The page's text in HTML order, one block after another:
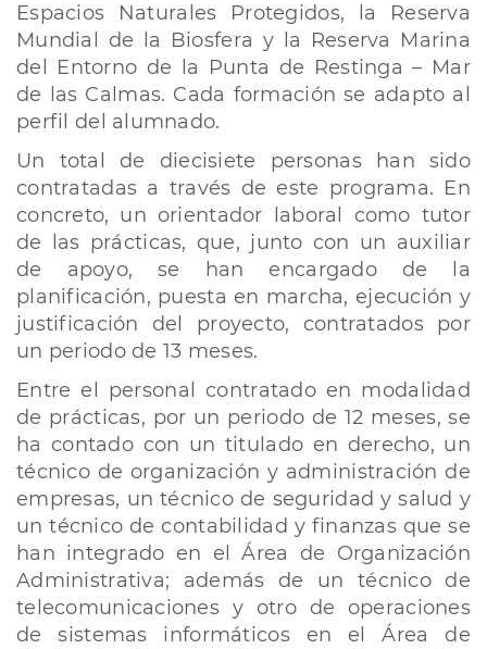
Espacios Naturales Protegidos, la Reserva
Mundial de la Biosfera y la Reserva Marina
del Entorno de la Punta de Restinga – Mar
de las Calmas. Cada formación se adapto al
perfil del alumnado.
​Un total de diecisiete personas han sido
contratadas a través de este programa. En
concreto, un orientador laboral como tutor
de las prácticas, que, junto con un auxiliar
de apoyo, se han encargado de la
planificación, puesta en marcha, ejecución y
justificación del proyecto, contratados por
un periodo de 13 meses.
​Entre el personal contratado en modalidad
de prácticas, por un periodo de 12 meses, se
ha contado con un titulado en derecho, un
técnico de organización y administración de
empresas, un técnico de seguridad y salud y
un técnico de contabilidad y finanzas que se
han integrado en el Área de Organización
Administrativa; además de un técnico de
telecomunicaciones y otro de operaciones
de sistemas informáticos en el Área de